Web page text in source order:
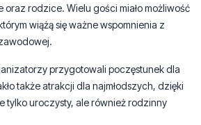
przygotowali poczęstunek dla
także atrakcji dla najmłodszych, dzięki
przedszkola to historia wielu
Jubileusz był okazją do